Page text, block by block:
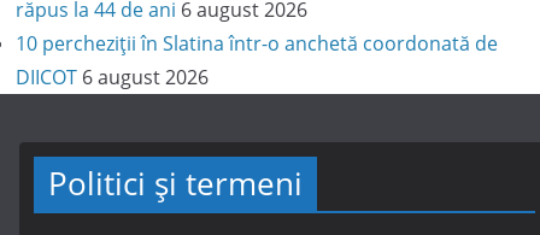
răpus la 44 de ani 6 august 2026
10 percheziții în Slatina într-o anchetă coordonată de
DIICOT 6 august 2026
Politici și termeni